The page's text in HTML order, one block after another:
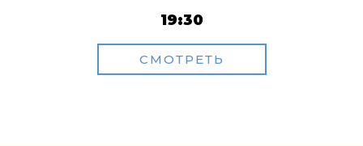
19:30
СМОТРЕТЬ